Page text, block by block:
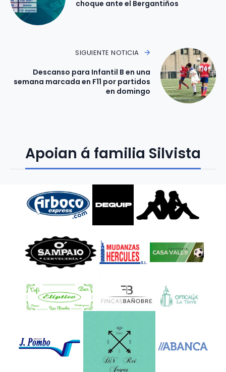
choque ante el Bergantiños
SIGUIENTE NOTICIA
Descanso para Infantil B en una
semana marcada en F11 por partidos
en domingo
Apoian á familia Silvista